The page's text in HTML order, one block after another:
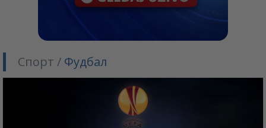
Спорт / Фудбал